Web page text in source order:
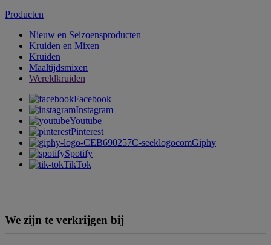
Producten
Nieuw en Seizoensproducten
Kruiden en Mixen
Kruiden
Maaltijdsmixen
Wereldkruiden
Facebook
Instagram
Youtube
Pinterest
Giphy
Spotify
TikTok
We zijn te verkrijgen bij